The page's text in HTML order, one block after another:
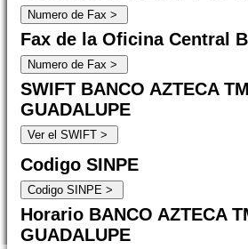
Fax de la Oficina Central
SWIFT BANCO AZTECA
GUADALUPE
Codigo SINPE
Horario BANCO AZTECA
GUADALUPE